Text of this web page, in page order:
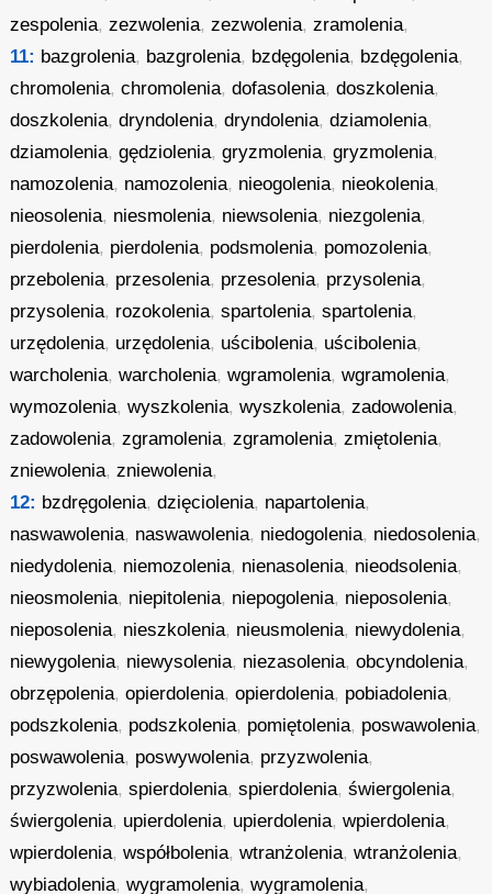
zespolenia,zezwolenia,zezwolenia,zramolenia,
11: bazgrolenia, bazgrolenia, bzdęgolenia, bzdęgolenia,
chromolenia,chromolenia,dofasolenia,doszkolenia,
doszkolenia,dryndolenia,dryndolenia,dziamolenia,
dziamolenia,gędziolenia,gryzmolenia,gryzmolenia,
namozolenia, namozolenia, nieogolenia, nieokolenia,
nieosolenia, niesmolenia, niewsolenia, niezgolenia,
pierdolenia, pierdolenia, podsmolenia, pomozolenia,
przebolenia, przesolenia, przesolenia, przysolenia,
przysolenia, rozokolenia,spartolenia,spartolenia,
urzędolenia, urzędolenia, uścibolenia, uścibolenia,
warcholenia,warcholenia,wgramolenia,wgramolenia,
wymozolenia,wyszkolenia,wyszkolenia,zadowolenia,
zadowolenia,zgramolenia,zgramolenia,zmiętolenia,
zniewolenia,zniewolenia,
12: bzdręgolenia,dzięciolenia, napartolenia,
naswawolenia, naswawolenia, niedogolenia, niedosolenia,
niedydolenia, niemozolenia, nienasolenia, nieodsolenia,
nieosmolenia, niepitolenia, niepogolenia, nieposolenia,
nieposolenia, nieszkolenia, nieusmolenia, niewydolenia,
niewygolenia, niewysolenia, niezasolenia,obcyndolenia,
obrzępolenia,opierdolenia,opierdolenia, pobiadolenia,
podszkolenia, podszkolenia, pomiętolenia, poswawolenia,
poswawolenia, poswywolenia, przyzwolenia,
przyzwolenia,spierdolenia,spierdolenia,świergolenia,
świergolenia, upierdolenia, upierdolenia,wpierdolenia,
wpierdolenia,współbolenia,wtranżolenia,wtranżolenia,
wybiadolenia,wygramolenia,wygramolenia,